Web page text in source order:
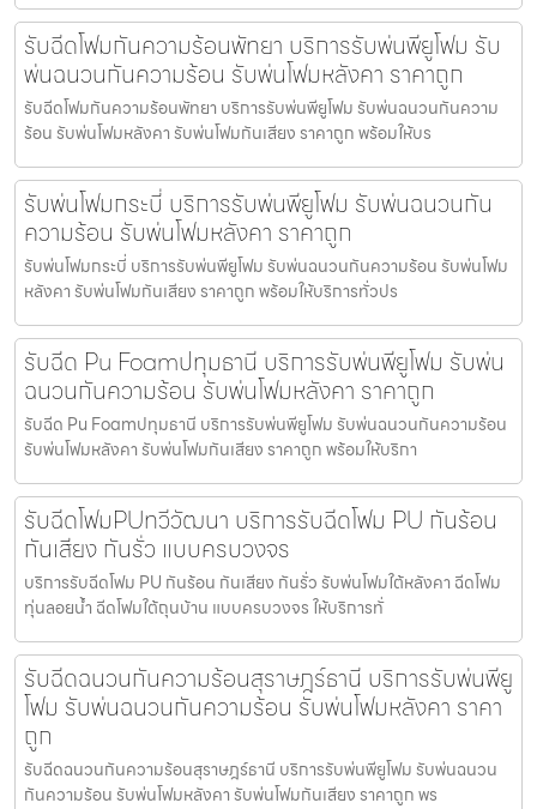
รับฉีดโฟมกันความร้อนพัทยา บริการรับพ่นพียูโฟม รับ
พ่นฉนวนกันความร้อน รับพ่นโฟมหลังคา ราคาถูก
รับฉีดโฟมกันความร้อนพัทยา บริการรับพ่นพียูโฟม รับพ่นฉนวนกันความ
ร้อน รับพ่นโฟมหลังคา รับพ่นโฟมกันเสียง ราคาถูก พร้อมให้บร
รับพ่นโฟมกระบี่ บริการรับพ่นพียูโฟม รับพ่นฉนวนกัน
ความร้อน รับพ่นโฟมหลังคา ราคาถูก
รับพ่นโฟมกระบี่ บริการรับพ่นพียูโฟม รับพ่นฉนวนกันความร้อน รับพ่นโฟม
หลังคา รับพ่นโฟมกันเสียง ราคาถูก พร้อมให้บริการทั่วปร
รับฉีด Pu Foamปทุมธานี บริการรับพ่นพียูโฟม รับพ่น
ฉนวนกันความร้อน รับพ่นโฟมหลังคา ราคาถูก
รับฉีด Pu Foamปทุมธานี บริการรับพ่นพียูโฟม รับพ่นฉนวนกันความร้อน
รับพ่นโฟมหลังคา รับพ่นโฟมกันเสียง ราคาถูก พร้อมให้บริกา
รับฉีดโฟมPUทวีวัฒนา บริการรับฉีดโฟม PU กันร้อน
กันเสียง กันรั่ว แบบครบวงจร
บริการรับฉีดโฟม PU กันร้อน กันเสียง กันรั่ว รับพ่นโฟมใต้หลังคา ฉีดโฟม
ทุ่นลอยน้ำ ฉีดโฟมใต้ถุนบ้าน แบบครบวงจร ให้บริการทั่
รับฉีดฉนวนกันความร้อนสุราษฎร์ธานี บริการรับพ่นพียู
โฟม รับพ่นฉนวนกันความร้อน รับพ่นโฟมหลังคา ราคา
ถูก
รับฉีดฉนวนกันความร้อนสุราษฎร์ธานี บริการรับพ่นพียูโฟม รับพ่นฉนวน
กันความร้อน รับพ่นโฟมหลังคา รับพ่นโฟมกันเสียง ราคาถูก พร